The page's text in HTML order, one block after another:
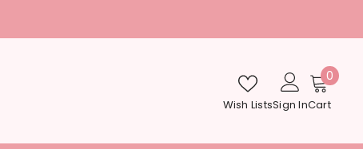
Wish ListsSign InCart
00